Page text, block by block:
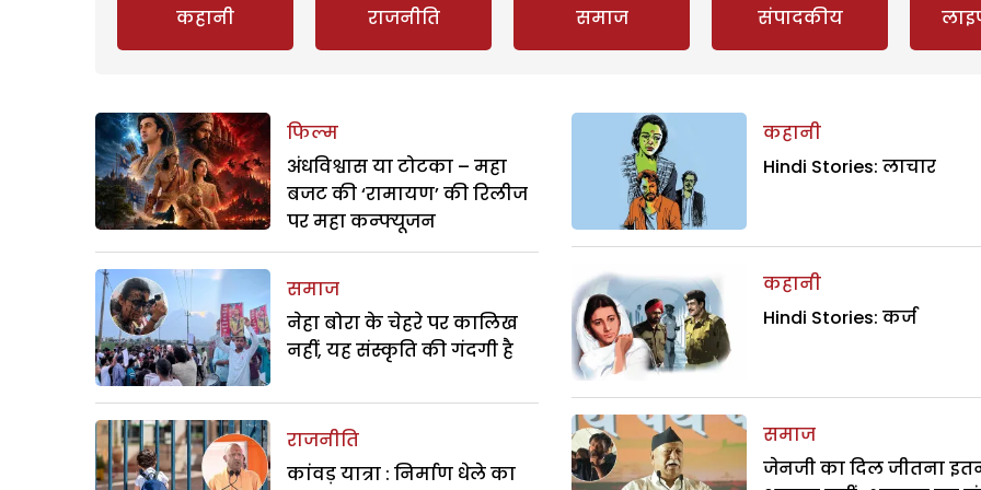
कहानी राजनीति समाज संपादकीय
फिल्म
अंधविश्वास या टोटका – महा
बजट की ‘रामायण’ की रिलीज
पर महा कन्फ्यूजन
समाज
नेहा बोरा के चेहरे पर कालिख
नहीं, यह संस्कृति की गंदगी है
राजनीति
कांवड़ यात्रा : निर्माण धेले का
कहानी
Hindi Stories: लाचार
कहानी
Hindi Stories: कर्ज
समाज
जेनजी का दिल जीतना